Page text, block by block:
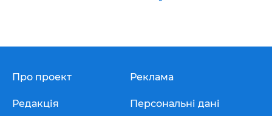
Про проект
Редакція
Реклама
Персональні дані